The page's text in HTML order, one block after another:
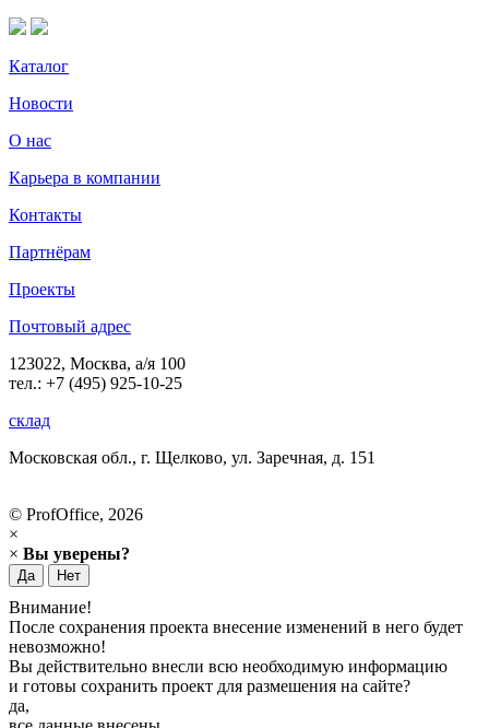
Каталог
Новости
О нас
Карьера в компании
Контакты
Партнёрам
Проекты
Почтовый адрес
123022, Москва, а/я 100
тел.: +7 (495) 925-10-25
склад
Московская обл., г. Щелково, ул. Заречная, д. 151
© ProfOffice, 2026
×
× Вы уверены?
Да Нет
Внимание!
После сохранения проекта внесение изменений в него будет
невозможно!
Вы действительно внесли всю необходимую информацию
и готовы сохранить проект для размешения на сайте?
да,